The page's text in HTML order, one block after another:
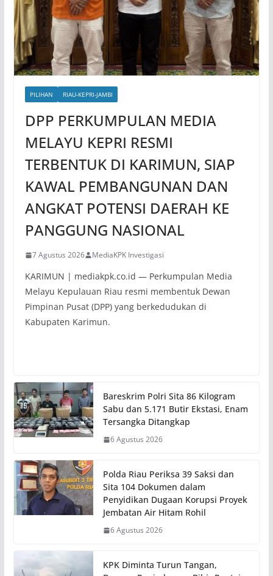
PILIHAN RIAU-KEPRI-JAMBI
DPP PERKUMPULAN MEDIA
MELAYU KEPRI RESMI
TERBENTUK DI KARIMUN, SIAP
KAWAL PEMBANGUNAN DAN
ANGKAT POTENSI DAERAH KE
PANGGUNG NASIONAL
7 Agustus 2026 MediaKPK Investigasi
KARIMUN | mediakpk.co.id — Perkumpulan Media
Melayu Kepulauan Riau resmi membentuk Dewan
Pimpinan Pusat (DPP) yang berkedudukan di
Kabupaten Karimun.
Bareskrim Polri Sita 86 Kilogram
Sabu dan 5.171 Butir Ekstasi, Enam
Tersangka Ditangkap
6 Agustus 2026
Polda Riau Periksa 39 Saksi dan
Sita 104 Dokumen dalam
Penyidikan Dugaan Korupsi Proyek
Jembatan Air Hitam Rohil
6 Agustus 2026
KPK Diminta Turun Tangan,